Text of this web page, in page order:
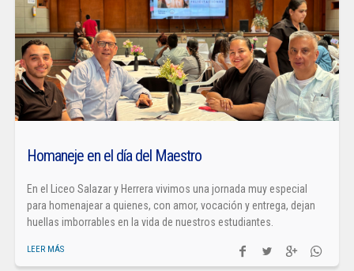
Homaneje en el día del Maestro
En el Liceo Salazar y Herrera vivimos una jornada muy especial
para homenajear a quienes, con amor, vocación y entrega, dejan
huellas imborrables en la vida de nuestros estudiantes.
LEER MÁS